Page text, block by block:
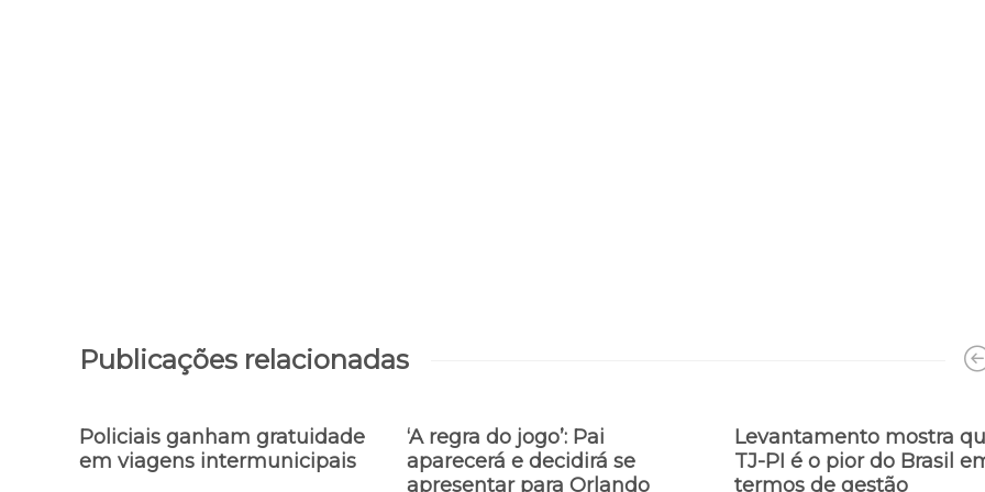
Publicações relacionadas
Policiais ganham gratuidade
em viagens intermunicipais
‘A regra do jogo’: Pai
aparecerá e decidirá se
apresentar para Orlando
Levantamento mostra
TJ-PI é o pior do Brasil
termos de gestão